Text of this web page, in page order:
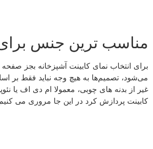
مناسب ترین جنس برای
برای انتخاب نمای کابینت آشپزخانه بجز
می‌شود، تصمیم‌ها به هیچ وجه نباید فقط بر
غیر از بدنه های چوبی، معمولا ام دی اف یا
کابینت پردازش کرد در این جا مروری می